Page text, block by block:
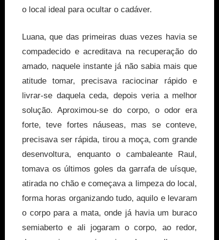
o local ideal para ocultar o cadáver.
Luana, que das primeiras duas vezes havia se
compadecido e acreditava na recuperação do
amado, naquele instante já não sabia mais que
atitude tomar, precisava raciocinar rápido e
livrar-se daquela ceda, depois veria a melhor
solução. Aproximou-se do corpo, o odor era
forte, teve fortes náuseas, mas se conteve,
precisava ser rápida, tirou a moça, com grande
desenvoltura, enquanto o cambaleante Raul,
tomava os últimos goles da garrafa de uísque,
atirada no chão e começava a limpeza do local,
forma horas organizando tudo, aquilo e levaram
o corpo para a mata, onde já havia um buraco
semiaberto e ali jogaram o corpo, ao redor,